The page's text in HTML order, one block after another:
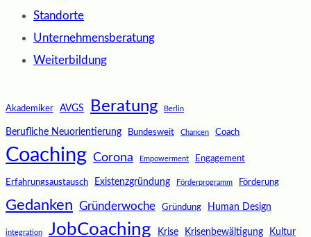
Standorte
Unternehmensberatung
Weiterbildung
Akademiker AVGS Beratung Berlin
Berufliche Neuorientierung Bundesweit Chancen Coach
Coaching Corona Empowerment Engagement
Erfahrungsaustausch Existenzgründung Förderprogramm Förderung
Gedanken Gründerwoche Gründung Human Design
integration JobCoaching Krise Krisenbewältigung Kultur